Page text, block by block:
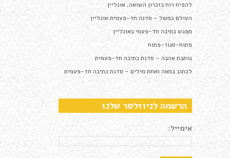
להפיח רוח בזכרון השואה, אונליין
העולם כמשל – סדנה חד-פעמית אונליין
מפגש כתיבה חד-פעמי באונליין
פתוח-סגור-פתוח
כותבת אהבה – סדנת כתיבה חד-פעמית
לכתוב במאה ואחת מילים – סדנת כתיבה חד-פעמית
הרשמה לניוזלטר שלנו
אימייל: